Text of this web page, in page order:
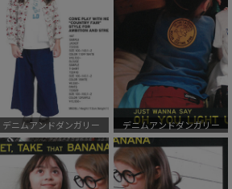
デニムアンドダンガリー デニムアンドダンガリー